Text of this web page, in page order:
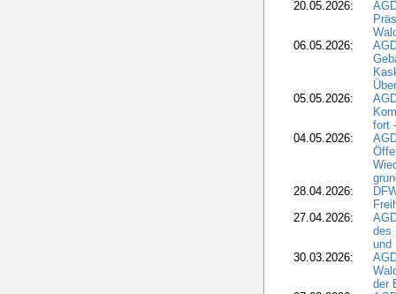
20.05.2026:
06.05.2026:
05.05.2026:
fort
04.05.2026:
28.04.2026:
27.04.2026:
des
und
30.03.2026:
der